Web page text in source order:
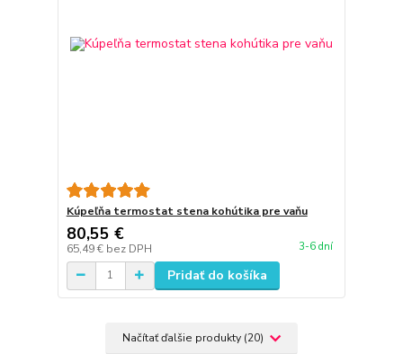
Kúpeľňa termostat stena kohútika pre vaňu
80,55 €
65,49 € bez DPH 3-6 dní
Pridať do košíka
Načítať ďalšie produkty (20)